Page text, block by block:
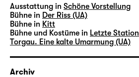
Ausstattung in Schöne Vorstellung
Bühne in Der Riss (UA)
Bühne in Kitt
Bühne und Kostüme in Letzte Station
Torgau. Eine kalte Umarmung (UA)
Archiv